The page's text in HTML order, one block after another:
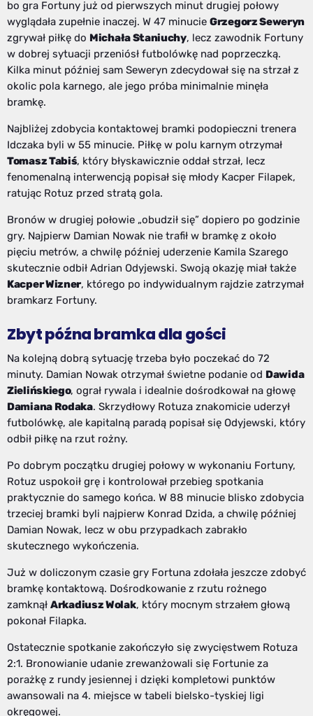
bo gra Fortuny już od pierwszych minut drugiej połowy
wyglądała zupełnie inaczej. W 47 minucie Grzegorz Seweryn
zgrywał piłkę do Michała Staniuchy, lecz zawodnik Fortuny
w dobrej sytuacji przeniósł futbolówkę nad poprzeczką.
Kilka minut później sam Seweryn zdecydował się na strzał z
okolic pola karnego, ale jego próba minimalnie minęła
bramkę.
Najbliżej zdobycia kontaktowej bramki podopieczni trenera
Idczaka byli w 55 minucie. Piłkę w polu karnym otrzymał
Tomasz Tabiś, który błyskawicznie oddał strzał, lecz
fenomenalną interwencją popisał się młody Kacper Filapek,
ratując Rotuz przed stratą gola.
Bronów w drugiej połowie „obudził się” dopiero po godzinie
gry. Najpierw Damian Nowak nie trafił w bramkę z około
pięciu metrów, a chwilę później uderzenie Kamila Szarego
skutecznie odbił Adrian Odyjewski. Swoją okazję miał także
Kacper Wizner, którego po indywidualnym rajdzie zatrzymał
bramkarz Fortuny.
Zbyt późna bramka dla gości
Na kolejną dobrą sytuację trzeba było poczekać do 72
minuty. Damian Nowak otrzymał świetne podanie od Dawida
Zielińskiego, ograł rywala i idealnie dośrodkował na głowę
Damiana Rodaka. Skrzydłowy Rotuza znakomicie uderzył
futbolówkę, ale kapitalną paradą popisał się Odyjewski, który
odbił piłkę na rzut rożny.
Po dobrym początku drugiej połowy w wykonaniu Fortuny,
Rotuz uspokoił grę i kontrolował przebieg spotkania
praktycznie do samego końca. W 88 minucie blisko zdobycia
trzeciej bramki byli najpierw Konrad Dzida, a chwilę później
Damian Nowak, lecz w obu przypadkach zabrakło
skutecznego wykończenia.
Już w doliczonym czasie gry Fortuna zdołała jeszcze zdobyć
bramkę kontaktową. Dośrodkowanie z rzutu rożnego
zamknął Arkadiusz Wolak, który mocnym strzałem głową
pokonał Filapka.
Ostatecznie spotkanie zakończyło się zwycięstwem Rotuza
2:1. Bronowianie udanie zrewanżowali się Fortunie za
porażkę z rundy jesiennej i dzięki kompletowi punktów
awansowali na 4. miejsce w tabeli bielsko-tyskiej ligi
okręgowej.